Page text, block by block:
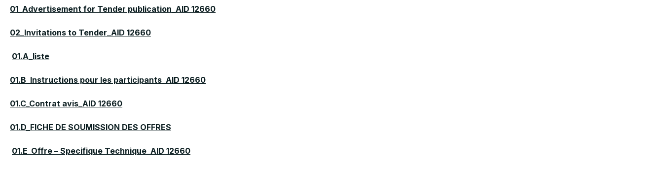
01_Advertisement for Tender publication_AID 12660
02_Invitations to Tender_AID 12660
01.A_liste
01.B_Instructions pour les participants_AID 12660
01.C_Contrat avis_AID 12660
01.D_FICHE DE SOUMISSION DES OFFRES
01.E_Offre – Specifique Technique_AID 12660